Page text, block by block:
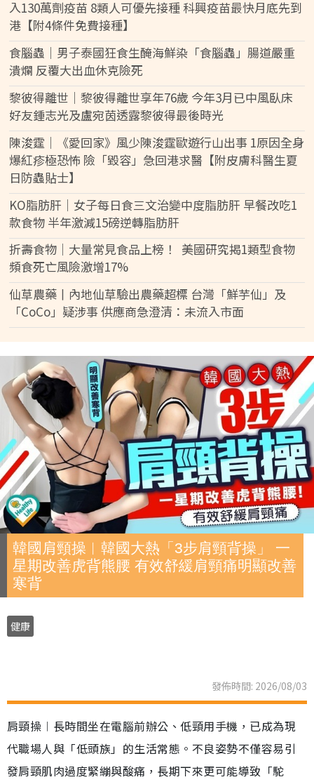
入130萬劑疫苗 8類人可優先接種 科興疫苗最快月底先到
港【附4條件免費接種】
食腦蟲｜男子泰國狂食生醃海鮮染「食腦蟲」腸道嚴重
潰爛 反覆大出血休克險死
黎彼得離世｜黎彼得離世享年76歲 今年3月已中風臥床
好友鍾志光及盧宛茵透露黎彼得最後時光
陳浚霆｜《愛回家》風少陳浚霆歐遊行山出事 1原因全身
爆紅疹極恐怖 險「毀容」急回港求醫【附皮膚科醫生夏
日防蟲貼士】
KO脂肪肝｜女子每日食三文治變中度脂肪肝 早餐改吃1
款食物 半年激減15磅逆轉脂肪肝
折壽食物｜大量常見食品上榜！ 美國研究揭1類型食物
頻食死亡風險激增17%
仙草農藥丨內地仙草驗出農藥超標 台灣「鮮芋仙」及
「CoCo」疑涉事 供應商急澄清：未流入市面
韓國肩頸操︱韓國大熱「3步肩頸背操」 一
星期改善虎背熊腰 有效舒緩肩頸痛明顯改善
寒背
健康
發佈時間: 2026/08/03
肩頸操︱長時間坐在電腦前辦公、低頸用手機，已成為現
代職場人與「低頭族」的生活常態。不良姿勢不僅容易引
發肩頸肌肉過度緊繃與酸痛，長期下來更可能導致「駝